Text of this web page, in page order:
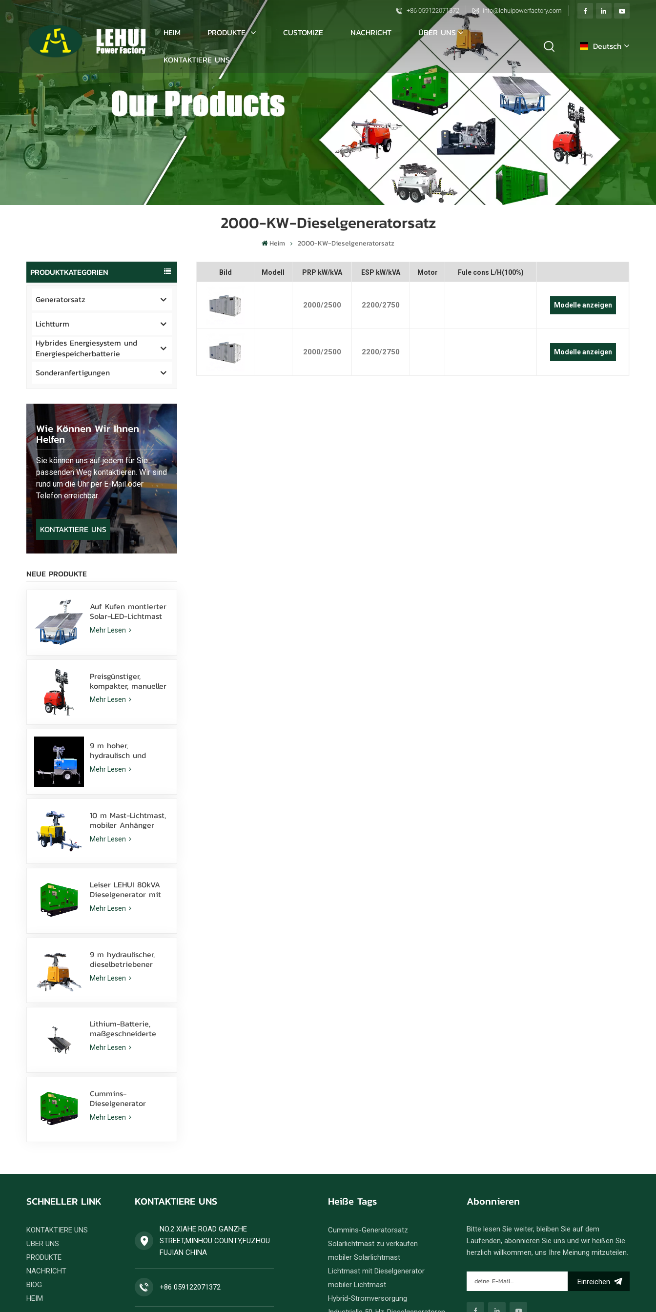
+86 059122071372 info@lehuipowerfactory.com
HEIM PRODUKTE CUSTOMIZE NACHRICHT ÜBER UNS
KONTAKTIERE UNS
Deutsch
français
Deutsch
italiano
русский
español
Melayu
2000-KW-Dieselgeneratorsatz
Heim 2000-KW-Dieselgeneratorsatz
PRODUKTKATEGORIEN
Generatorsatz
Lichtturm
Hybrides Energiesystem und
Energiespeicherbatterie
Sonderanfertigungen
Wie Können Wir Ihnen
Helfen
Sie können uns auf jedem für Sie
passenden Weg kontaktieren. Wir sind
rund um die Uhr per E-Mail oder
Telefon erreichbar.
KONTAKTIERE UNS
NEUE PRODUKTE
Auf Kufen montierter
Solar-LED-Lichtmast
mit 400-W-LED-
Lampen und Lithium-
Mehr Lesen
Preisgünstiger,
kompakter, manueller
Diesel-Lichtmast mit
4 x 1000-W-
Mehr Lesen
9 m hoher,
hydraulisch und
manuell
höhenverstellbarer
Mehr Lesen
10 m Mast-Lichtmast,
mobiler Anhänger
KLT-10000V,
Überwachung
Mehr Lesen
Leiser LEHUI 80kVA
Dieselgenerator mit
Cummins 4Bta3.9-G11
Motor für den
Mehr Lesen
9 m hydraulischer,
dieselbetriebener
mobiler Lichtmast
mit 350 W LED-
Mehr Lesen
Lithium-Batterie,
maßgeschneiderte
Solar-Lichtmast 600
W LED-Lampen mit
Mehr Lesen
Cummins-
Dieselgenerator
6ZTAA13-G2 mit einer
Nennleistung von 425
Mehr Lesen
Bild Modell PRP kW/kVA ESP kW/kVA Motor Fule cons L/H(100%)
2000/2500 2200/2750 Modelle anzeigen
2000/2500 2200/2750 Modelle anzeigen
SCHNELLER LINK
KONTAKTIERE UNS
ÜBER UNS
PRODUKTE
NACHRICHT
BlOG
HEIM
KONTAKTIERE UNS
NO.2 XIAHE ROAD GANZHE
STREET,MINHOU COUNTY,FUZHOU
FUJIAN CHINA
+86 059122071372
Heiße Tags
Cummins-Generatorsatz
Solarlichtmast zu verkaufen
mobiler Solarlichtmast
Lichtmast mit Dieselgenerator
mobiler Lichtmast
Hybrid-Stromversorgung
Abonnieren
Bitte lesen Sie weiter, bleiben Sie auf dem
Laufenden, abonnieren Sie uns und wir heißen Sie
herzlich willkommen, uns Ihre Meinung mitzuteilen.
Einreichen